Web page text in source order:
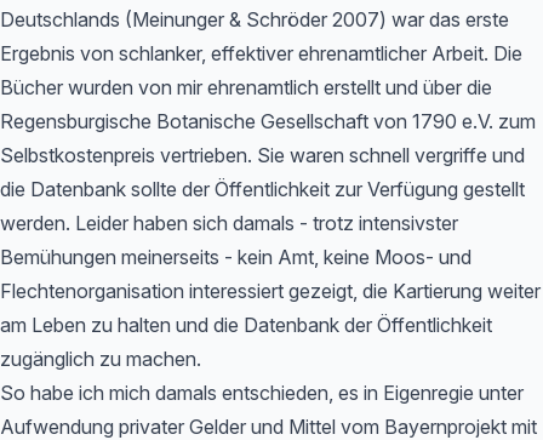
Deutschlands (Meinunger & Schröder 2007) war das erste
Ergebnis von schlanker, effektiver ehrenamtlicher Arbeit. Die
Bücher wurden von mir ehrenamtlich erstellt und über die
Regensburgische Botanische Gesellschaft von 1790 e.V. zum
Selbstkostenpreis vertrieben. Sie waren schnell vergriffe und
die Datenbank sollte der Öffentlichkeit zur Verfügung gestellt
werden. Leider haben sich damals - trotz intensivster
Bemühungen meinerseits - kein Amt, keine Moos- und
Flechtenorganisation interessiert gezeigt, die Kartierung weiter
am Leben zu halten und die Datenbank der Öffentlichkeit
zugänglich zu machen.
So habe ich mich damals entschieden, es in Eigenregie unter
Aufwendung privater Gelder und Mittel vom Bayernprojekt mit